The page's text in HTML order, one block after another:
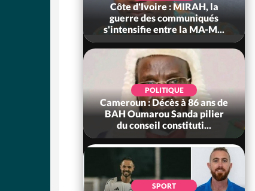
: Man, deux
dans un
Côte d'Ivoire : MIRAH, la
guerre des communiqués
s'intensifie entre la MA-M...
POLITIQUE
Cameroun : Décès à 86 ans de
BAH Oumarou Sanda pilier
du conseil constituti...
SPORT